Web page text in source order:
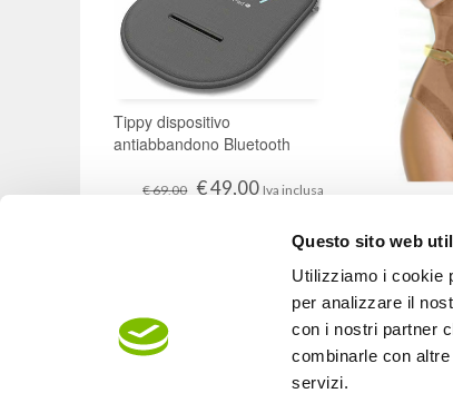
Questo sito web
Utilizziamo i cookie
per analizzare il
con i nostri partner
combinarle con
servizi.
ACQUISTA
Tippy dispositivo
antiabbandono Bluetooth
€ 69,00 € 49,00 Iva inclusa
snellente €